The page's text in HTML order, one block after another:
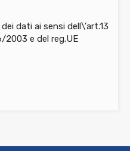
dati ai sensi dell\'art.13
2003 e del reg.UE